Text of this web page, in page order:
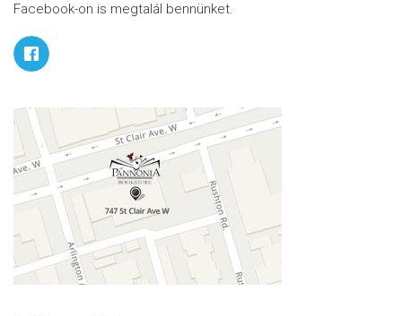
Facebook-on is megtalál bennünket.